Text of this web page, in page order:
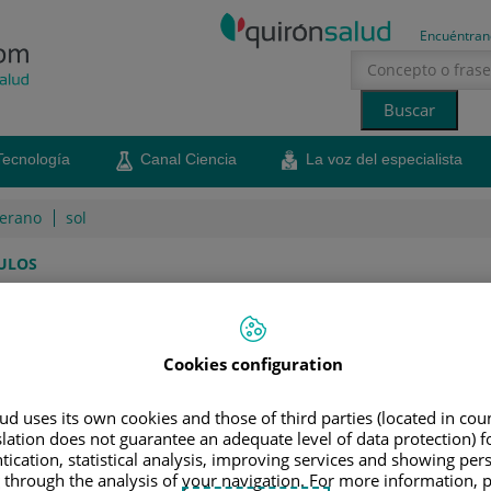
Canal Ciencia La voz del especialista
sol
que
estas dos técnicas, aquí encontrarás las respuestas
Compartir 21 de julio de 2016
Cookies configuration
uses its own cookies and those of third parties (located in
does not guarantee an adequate level of data protection)
statistical analysis, improving services and showing
the analysis of your navigation. For more information,